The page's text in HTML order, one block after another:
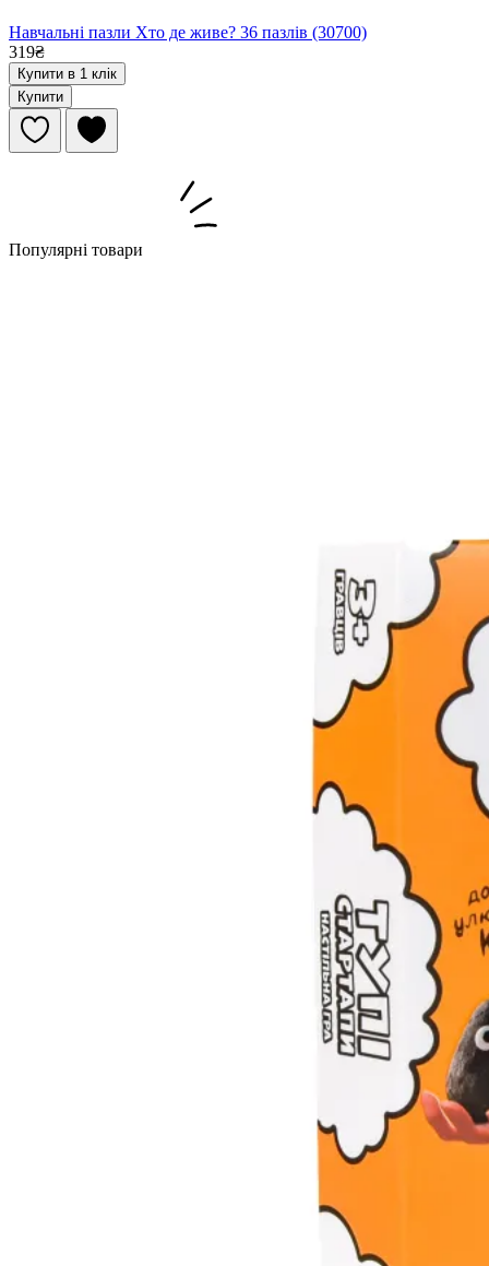
Навчальні пазли Хто де живе? 36 пазлів (30700)
319₴
Купити в 1 клік
Купити
Популярні товари